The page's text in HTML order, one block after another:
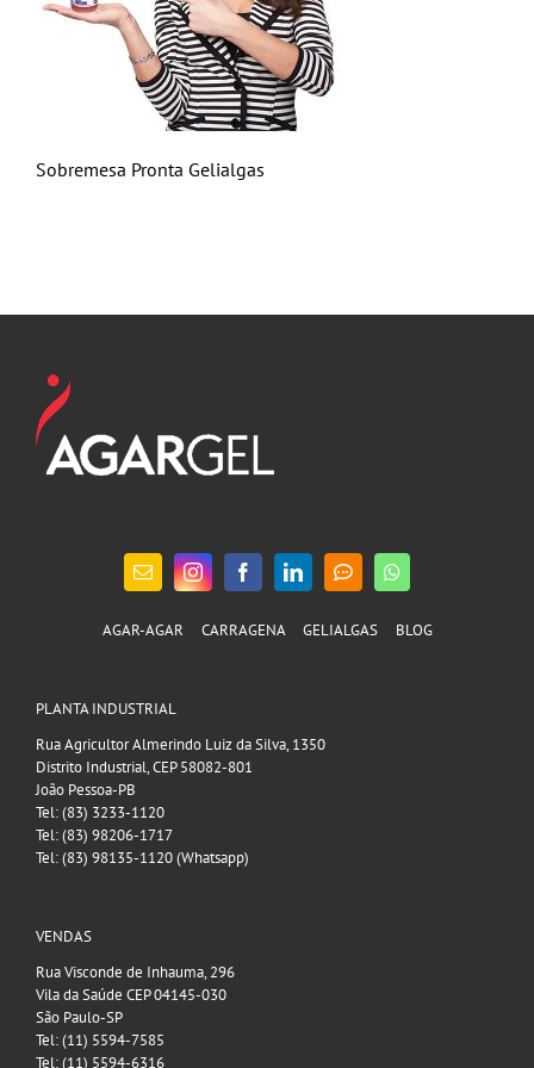
Sobremesa Pronta Gelialgas
AGAR-AGAR CARRAGENA GELIALGAS BLOG
PLANTA INDUSTRIAL
Rua Agricultor Almerindo Luiz da Silva, 1350
Distrito Industrial, CEP 58082-801
João Pessoa-PB
Tel: (83) 3233-1120
Tel: (83) 98206-1717
Tel: (83) 98135-1120 (Whatsapp)
VENDAS
Rua Visconde de Inhauma, 296
Vila da Saúde CEP 04145-030
São Paulo-SP
Tel: (11) 5594-7585
Tel: (11) 5594-6316